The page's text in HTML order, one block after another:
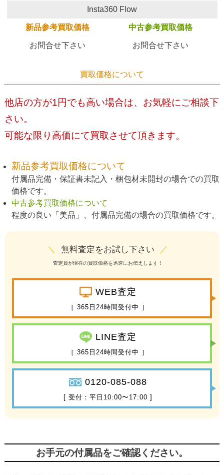
Insta360 Flow
新品参考買取価格 中古参考買取価格
お問合せ下さい お問合せ下さい
買取価格について
他店の方が1円でも高い場合は、お気軽にご相談下
さい。
可能な限り高価にて買取させて頂きます。
新品参考買取価格について
付属品完備・保証書未記入・梱包材未開封の場合での買取
価格です。
中古参考買取価格について
程度の良い「美品」、付属品完備の場合の買取価格です。
＼ 無料査定をお試し下さい ／
査定員が現在の買取価格を迅速にお伝えします！
WEB査定
［ 365日24時間受付中 ］
LINE査定
［ 365日24時間受付中 ］
0120-085-088
[ 受付：平日10:00〜17:00 ]
お手元の付属品をご確認ください。